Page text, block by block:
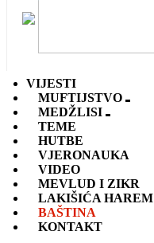
VIJESTI
MUFTIJSTVO
MEDŽLISI
TEME
HUTBE
VJERONAUKA
VIDEO
MEVLUD I ZIKR
LAKIŠIĆA HAREM
BAŠTINA
KONTAKT